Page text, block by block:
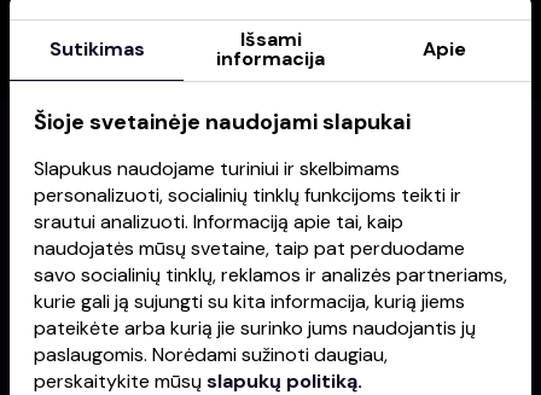
Naujienos
Sutikimas Išsami
informacija Apie
Šioje svetainėje naudojami slapukai
Slapukus naudojame turiniui ir skelbimams
personalizuoti, socialinių tinklų funkcijoms teikti ir
srautui analizuoti. Informaciją apie tai, kaip
naudojatės mūsų svetaine, taip pat perduodame
savo socialinių tinklų, reklamos ir analizės partneriams,
kurie gali ją sujungti su kita informacija, kurią jiems
pateikėte arba kurią jie surinko jums naudojantis jų
paslaugomis. Norėdami sužinoti daugiau,
perskaitykite mūsų slapukų politiką.